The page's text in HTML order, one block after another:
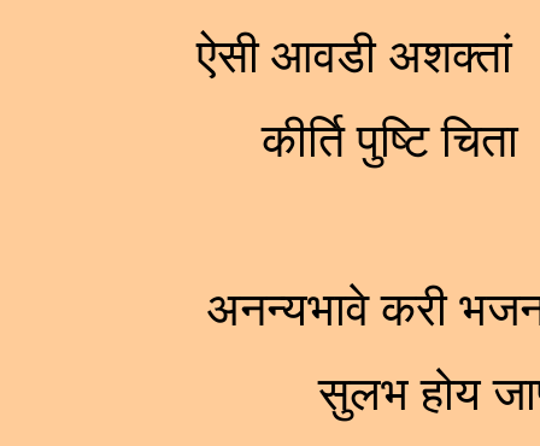
ऐसी आवडी अशक्तां
कीर्ति पुष्टि
अनन्यभावे करी
सुलभ होय